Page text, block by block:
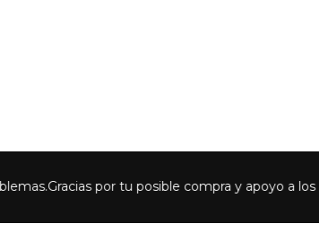
por tu posible compra y apoyo a los